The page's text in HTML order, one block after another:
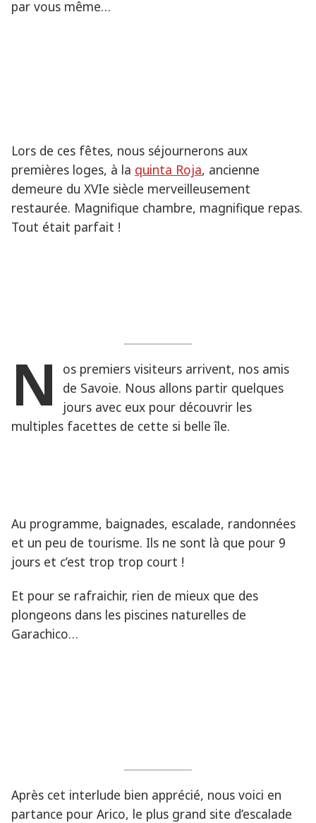
par vous même…
Lors de ces fêtes, nous séjournerons aux
premières loges, à la quinta Roja, ancienne
demeure du XVIe siècle merveilleusement
restaurée. Magnifique chambre, magnifique repas.
Tout était parfait !
N
os premiers visiteurs arrivent, nos amis
de Savoie. Nous allons partir quelques
jours avec eux pour découvrir les
multiples facettes de cette si belle île.
Au programme, baignades, escalade, randonnées
et un peu de tourisme. Ils ne sont là que pour 9
jours et c’est trop trop court !
Et pour se rafraichir, rien de mieux que des
plongeons dans les piscines naturelles de
Garachico…
Après cet interlude bien apprécié, nous voici en
partance pour Arico, le plus grand site d’escalade